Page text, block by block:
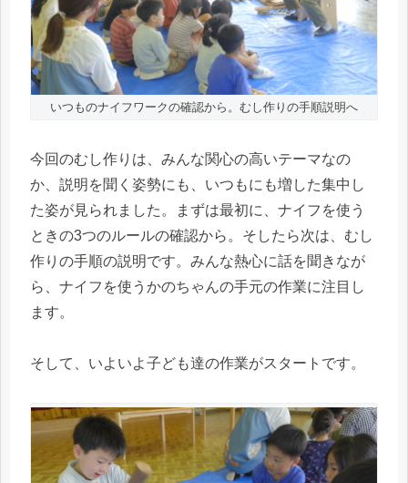
いつものナイフワークの確認から。むし作りの手順説明へ
今回のむし作りは、みんな関心の高いテーマなの
か、説明を聞く姿勢にも、いつもにも増した集中し
た姿が見られました。まずは最初に、ナイフを使う
ときの3つのルールの確認から。そしたら次は、むし
作りの手順の説明です。みんな熱心に話を聞きなが
ら、ナイフを使うかのちゃんの手元の作業に注目し
ます。
そして、いよいよ子ども達の作業がスタートです。